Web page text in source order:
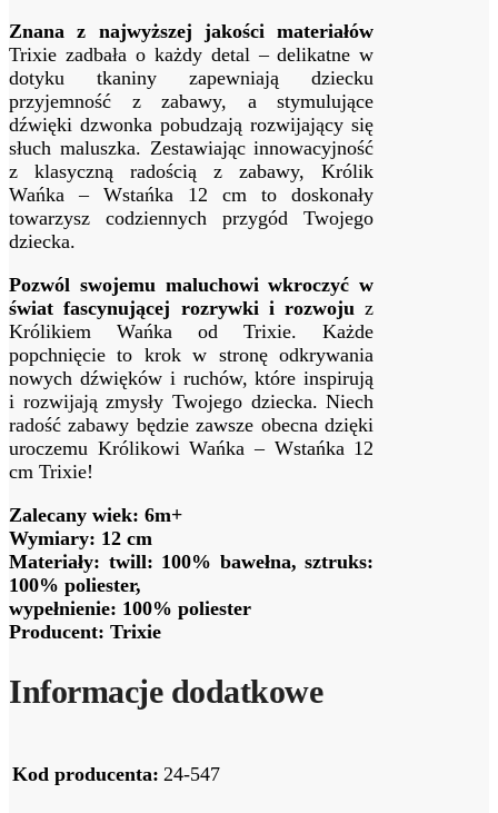
Znana z najwyższej jakości materiałów
Trixie zadbała o każdy detal – delikatne w
dotyku tkaniny zapewniają dziecku
przyjemność z zabawy, a stymulujące
dźwięki dzwonka pobudzają rozwijający się
słuch maluszka. Zestawiając innowacyjność
z klasyczną radością z zabawy, Królik
Wańka – Wstańka 12 cm to doskonały
towarzysz codziennych przygód Twojego
dziecka.
Pozwól swojemu maluchowi wkroczyć w
świat fascynującej rozrywki i rozwoju z
Królikiem Wańka od Trixie. Każde
popchnięcie to krok w stronę odkrywania
nowych dźwięków i ruchów, które inspirują
i rozwijają zmysły Twojego dziecka. Niech
radość zabawy będzie zawsze obecna dzięki
uroczemu Królikowi Wańka – Wstańka 12
cm Trixie!
Zalecany wiek: 6m+
Wymiary: 12 cm
Materiały: twill: 100% bawełna, sztruks:
100% poliester,
wypełnienie: 100% poliester
Producent: Trixie
Informacje dodatkowe
Kod producenta: 24-547